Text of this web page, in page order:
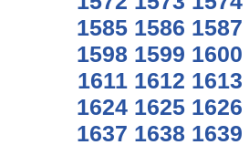
1585 1586 1587
1598 1599 1600
1611 1612 1613
1624 1625 1626
1637 1638 1639